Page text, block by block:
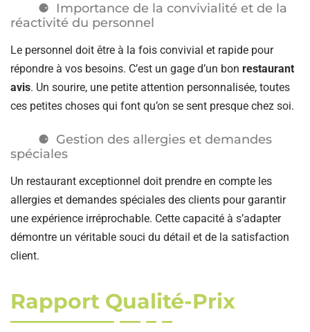
Importance de la convivialité et de la
réactivité du personnel
Le personnel doit être à la fois convivial et rapide pour
répondre à vos besoins. C’est un gage d’un bon restaurant
avis. Un sourire, une petite attention personnalisée, toutes
ces petites choses qui font qu’on se sent presque chez soi.
Gestion des allergies et demandes
spéciales
Un restaurant exceptionnel doit prendre en compte les
allergies et demandes spéciales des clients pour garantir
une expérience irréprochable. Cette capacité à s’adapter
démontre un véritable souci du détail et de la satisfaction
client.
Rapport Qualité-Prix